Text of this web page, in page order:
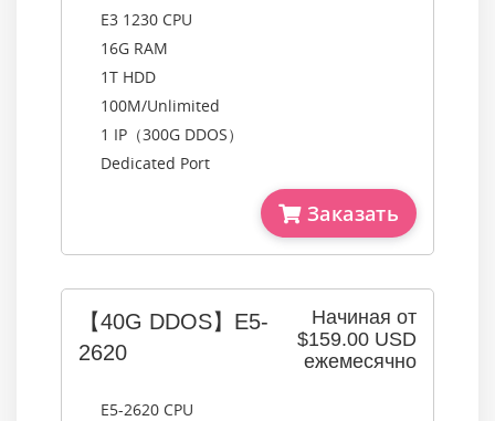
E3 1230 CPU
16G RAM
1T HDD
100M/Unlimited
1 IP（300G DDOS）
Dedicated Port
Заказать
Начиная от
$159.00 USD
ежемесячно
【40G DDOS】E5-
2620
E5-2620 CPU